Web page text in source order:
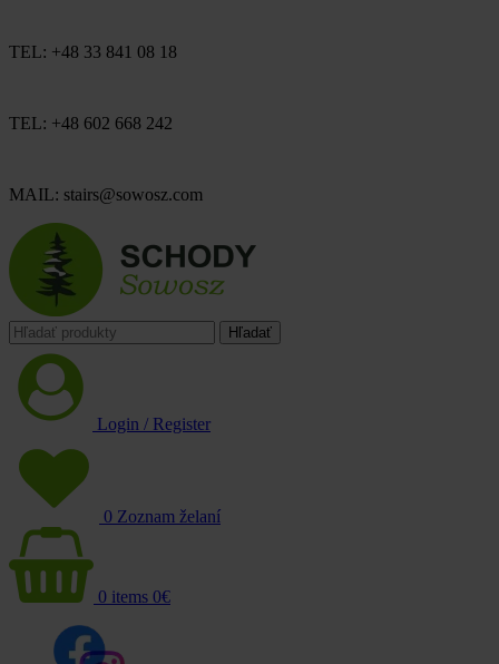
TEL: +48 33 841 08 18
TEL: +48 602 668 242
MAIL: stairs@sowosz.com
Hľadať
Login / Register
0 Zoznam želaní
0 items 0€